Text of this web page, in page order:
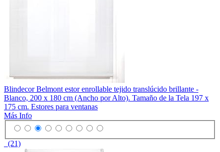
Blindecor Belmont estor enrollable tejido translúcido brillante -
Blanco, 200 x 180 cm (Ancho por Alto). Tamaño de la Tela 197 x
175 cm. Estores para ventanas
Más Info
(21)